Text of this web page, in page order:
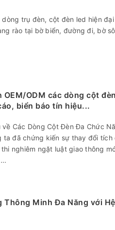
dòng trụ đèn, cột đèn led hiện
rào tại bờ biển, đường đi, bờ
OEM/ODM các dòng cột
biển báo tín hiệu...
Các Dòng Cột Đèn Đa Chức
ta đã chứng kiến sự thay đổi
nghiêm ngặt luật giao thông
Thông Minh Đa Năng với